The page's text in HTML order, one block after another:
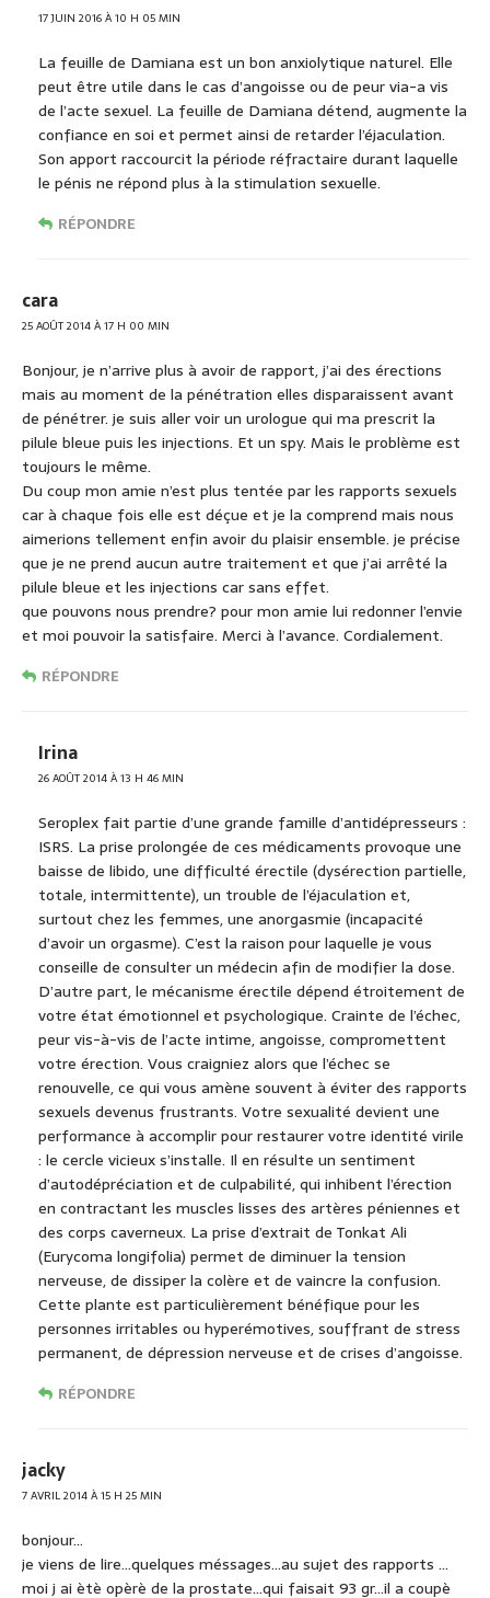
17 JUIN 2016 À 10 H 05 MIN
La feuille de Damiana est un bon anxiolytique naturel. Elle
peut être utile dans le cas d’angoisse ou de peur via-a vis
de l’acte sexuel. La feuille de Damiana détend, augmente la
confiance en soi et permet ainsi de retarder l’éjaculation.
Son apport raccourcit la période réfractaire durant laquelle
le pénis ne répond plus à la stimulation sexuelle.
RÉPONDRE
cara
25 AOÛT 2014 À 17 H 00 MIN
Bonjour, je n’arrive plus à avoir de rapport, j’ai des érections
mais au moment de la pénétration elles disparaissent avant
de pénétrer. je suis aller voir un urologue qui ma prescrit la
pilule bleue puis les injections. Et un spy. Mais le problème est
toujours le même.
Du coup mon amie n’est plus tentée par les rapports sexuels
car à chaque fois elle est déçue et je la comprend mais nous
aimerions tellement enfin avoir du plaisir ensemble. je précise
que je ne prend aucun autre traitement et que j’ai arrêté la
pilule bleue et les injections car sans effet.
que pouvons nous prendre? pour mon amie lui redonner l’envie
et moi pouvoir la satisfaire. Merci à l’avance. Cordialement.
RÉPONDRE
Irina
26 AOÛT 2014 À 13 H 46 MIN
Seroplex fait partie d’une grande famille d’antidépresseurs :
ISRS. La prise prolongée de ces médicaments provoque une
baisse de libido, une difficulté érectile (dysérection partielle,
totale, intermittente), un trouble de l’éjaculation et,
surtout chez les femmes, une anorgasmie (incapacité
d’avoir un orgasme). C’est la raison pour laquelle je vous
conseille de consulter un médecin afin de modifier la dose.
D’autre part, le mécanisme érectile dépend étroitement de
votre état émotionnel et psychologique. Crainte de l’échec,
peur vis-à-vis de l’acte intime, angoisse, compromettent
votre érection. Vous craigniez alors que l’échec se
renouvelle, ce qui vous amène souvent à éviter des rapports
sexuels devenus frustrants. Votre sexualité devient une
performance à accomplir pour restaurer votre identité virile
: le cercle vicieux s’installe. Il en résulte un sentiment
d’autodépréciation et de culpabilité, qui inhibent l’érection
en contractant les muscles lisses des artères péniennes et
des corps caverneux. La prise d’extrait de Tonkat Ali
(Eurycoma longifolia) permet de diminuer la tension
nerveuse, de dissiper la colère et de vaincre la confusion.
Cette plante est particulièrement bénéfique pour les
personnes irritables ou hyperémotives, souffrant de stress
permanent, de dépression nerveuse et de crises d’angoisse.
RÉPONDRE
jacky
7 AVRIL 2014 À 15 H 25 MIN
bonjour…
je viens de lire…quelques méssages…au sujet des rapports …
moi j ai ètè opèrè de la prostate…qui faisait 93 gr…il a coupè